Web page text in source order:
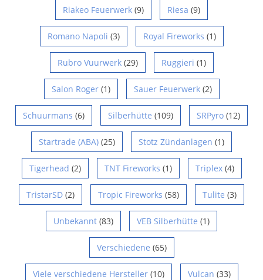
Riakeo Feuerwerk (9) Riesa (9)
Romano Napoli (3) Royal Fireworks (1)
Rubro Vuurwerk(29) Ruggieri (1)
Salon Roger(1) Sauer Feuerwerk(2)
Schuurmans (6) Silberhütte (109) SRPyro (12)
Startrade (ABA) (25) Stotz Zündanlagen (1)
Tigerhead (2) TNT Fireworks (1) Triplex(4)
TristarSD (2) Tropic Fireworks (58) Tulite (3)
Unbekannt (83) VEB Silberhütte (1)
Verschiedene (65)
Viele verschiedene Hersteller(10) Vulcan (33)